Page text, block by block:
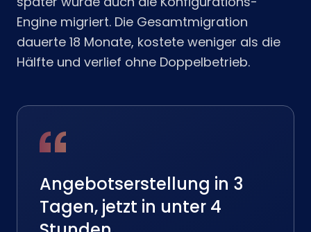
Engine migriert. Die Gesamtmigration
dauerte 18 Monate, kostete weniger als die
Hälfte und verlief ohne Doppelbetrieb.
Angebotserstellung in 3
Tagen, jetzt in unter 4